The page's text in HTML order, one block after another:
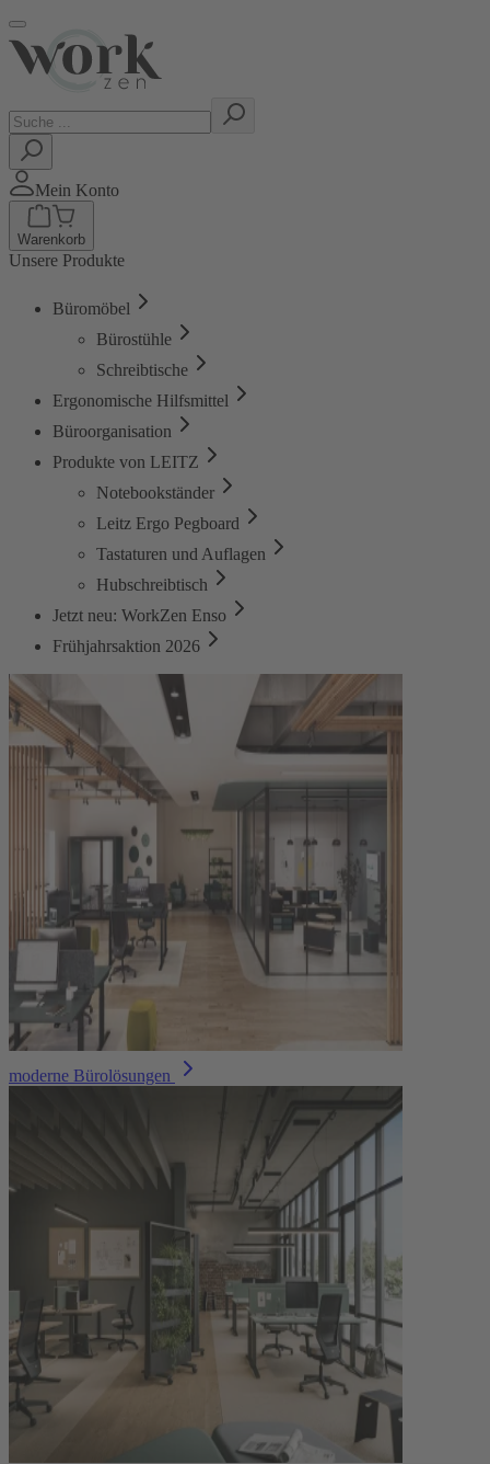
Mein Konto
Warenkorb
Unsere Produkte
Büromöbel
Bürostühle
Schreibtische
Ergonomische Hilfsmittel
Büroorganisation
Produkte von LEITZ
Notebookständer
Leitz Ergo Pegboard
Tastaturen und Auflagen
Hubschreibtisch
Jetzt neu: WorkZen Enso
Frühjahrsaktion 2026
moderne Bürolösungen